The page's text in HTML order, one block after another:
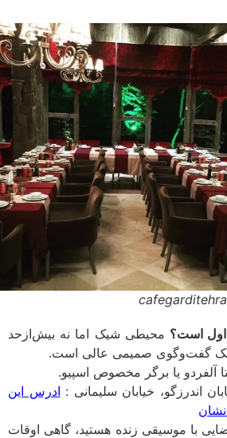
است؟محیطی شیک اما نه بیش‌ازحد
صمیمی عالی است.
یا برگر مخصوص اسپیو.
خیابان سلیمانی :ادرس این
با موسیقی زنده هستید، گاهی اوقات